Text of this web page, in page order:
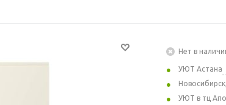
Нет в
УЮТ Астана
УЮТ в тц